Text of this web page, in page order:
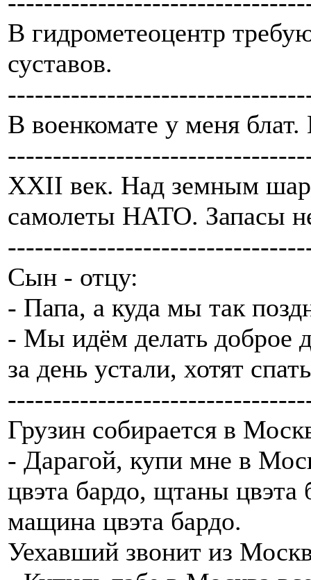
В гидрометеоцентр
суставов.
В военкомате у меня
XXII век. Над земным
самолеты НАТО. Запасы
Сын - отцу:
- Папа, а куда мы так
- Мы идём делать доброе
за день устали, хотят
Грузин собирается в
- Дарагой, купи мне в
цвэта бардо, щтаны цвэта
мащина цвэта бардо.
Уехавший звонит из